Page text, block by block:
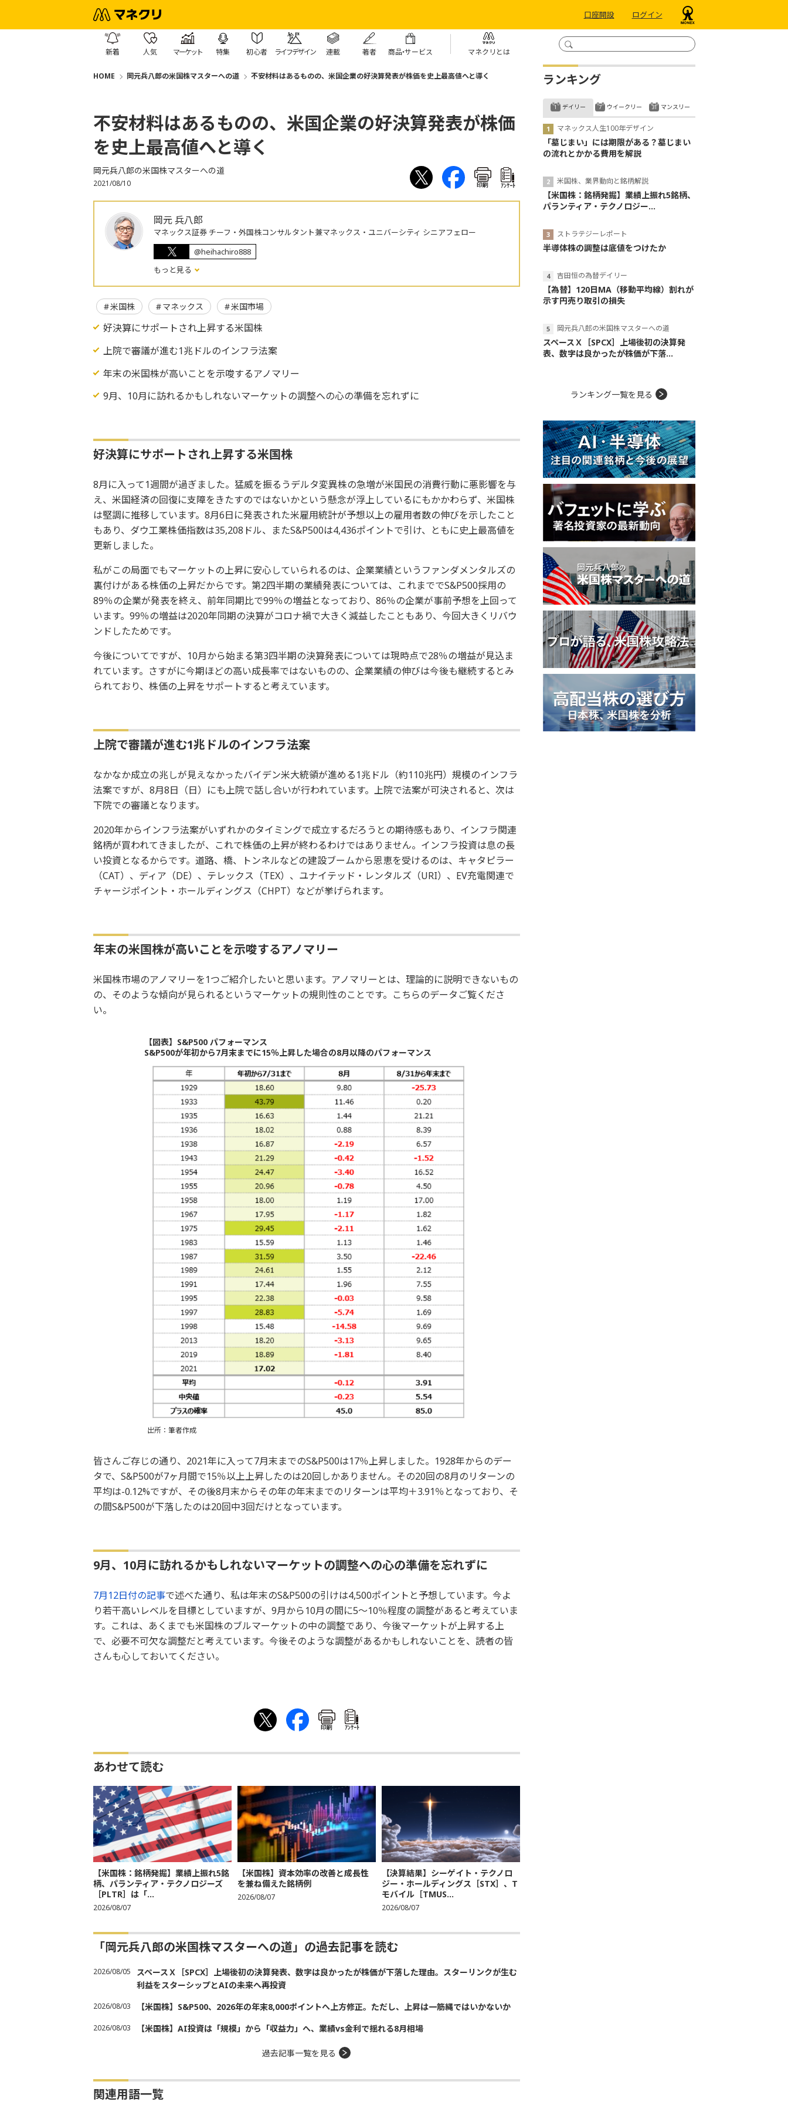
口座開設 ログイン
新着 人気 マーケット 特集 初心者 ライフデザイン 連載 著者 商品・サービス マネクリとは
HOME 岡元兵八郎の米国株マスターへの道 不安材料はあるものの、米国企業の好決算発表が株価を史上最高値へと導く
不安材料はあるものの、米国企業の好決算発表が株価
を史上最高値へと導く
岡元兵八郎の米国株マスターへの道
2021/08/10 印刷 ｱﾝｹｰﾄ
岡元 兵八郎
マネックス証券 チーフ・外国株コンサルタント兼マネックス・ユニバーシティ シニアフェロー
@heihachiro888
もっと見る
米国株 マネックス 米国市場
好決算にサポートされ上昇する米国株
上院で審議が進む1兆ドルのインフラ法案
年末の米国株が高いことを示唆するアノマリー
9月、10月に訪れるかもしれないマーケットの調整への心の準備を忘れずに
好決算にサポートされ上昇する米国株
8月に入って1週間が過ぎました。猛威を振るうデルタ変異株の急増が米国民の消費行動に悪影響を与
え、米国経済の回復に支障をきたすのではないかという懸念が浮上しているにもかかわらず、米国株
は堅調に推移しています。8月6日に発表された米雇用統計が予想以上の雇用者数の伸びを示したこと
もあり、ダウ工業株価指数は35,208ドル、またS&P500は4,436ポイントで引け、ともに史上最高値を
更新しました。
私がこの局面でもマーケットの上昇に安心していられるのは、企業業績というファンダメンタルズの
裏付けがある株価の上昇だからです。第2四半期の業績発表については、これまででS&P500採用の
89％の企業が発表を終え、前年同期比で99％の増益となっており、86％の企業が事前予想を上回って
います。99％の増益は2020年同期の決算がコロナ禍で大きく減益したこともあり、今回大きくリバウ
ンドしたためです。
今後についてですが、10月から始まる第3四半期の決算発表については現時点で28％の増益が見込ま
れています。さすがに今期ほどの高い成長率ではないものの、企業業績の伸びは今後も継続するとみ
られており、株価の上昇をサポートすると考えています。
上院で審議が進む1兆ドルのインフラ法案
なかなか成立の兆しが見えなかったバイデン米大統領が進める1兆ドル（約110兆円）規模のインフラ
法案ですが、8月8日（日）にも上院で話し合いが行われています。上院で法案が可決されると、次は
下院での審議となります。
2020年からインフラ法案がいずれかのタイミングで成立するだろうとの期待感もあり、インフラ関連
銘柄が買われてきましたが、これで株価の上昇が終わるわけではありません。インフラ投資は息の長
い投資となるからです。道路、橋、トンネルなどの建設ブームから恩恵を受けるのは、キャタピラー
（CAT）、ディア（DE）、テレックス（TEX）、ユナイテッド・レンタルズ（URI）、EV充電関連で
チャージポイント・ホールディングス（CHPT）などが挙げられます。
年末の米国株が高いことを示唆するアノマリー
米国株市場のアノマリーを1つご紹介したいと思います。アノマリーとは、理論的に説明できないもの
の、そのような傾向が見られるというマーケットの規則性のことです。こちらのデータご覧くださ
い。
【図表】S&P500 パフォーマンス
S&P500が年初から7月末までに15％上昇した場合の8月以降のパフォーマンス
出所：筆者作成
皆さんご存じの通り、2021年に入って7月末までのS&P500は17％上昇しました。1928年からのデー
タで、S&P500が7ヶ月間で15％以上上昇したのは20回しかありません。その20回の8月のリターンの
平均は-0.12%ですが、その後8月末からその年の年末までのリターンは平均＋3.91％となっており、そ
の間S&P500が下落したのは20回中3回だけとなっています。
9月、10月に訪れるかもしれないマーケットの調整への心の準備を忘れずに
7月12日付の記事で述べた通り、私は年末のS&P500の引けは4,500ポイントと予想しています。今よ
り若干高いレベルを目標としていますが、9月から10月の間に5〜10％程度の調整があると考えていま
す。これは、あくまでも米国株のブルマーケットの中の調整であり、今後マーケットが上昇する上
で、必要不可欠な調整だと考えています。今後そのような調整があるかもしれないことを、読者の皆
さんも心しておいてください。
印刷 ｱﾝｹｰﾄ
あわせて読む
【米国株：銘柄発掘】業績上振れ5銘
柄、パランティア・テクノロジーズ
［PLTR］は「...
2026/08/07
【米国株】資本効率の改善と成長性
を兼ね備えた銘柄例
2026/08/07
【決算結果】シーゲイト・テクノロ
ジー・ホールディングス［STX］、T
モバイル［TMUS...
2026/08/07
「岡元兵八郎の米国株マスターへの道」の過去記事を読む
2026/08/05
スペースＸ［SPCX］上場後初の決算発表、数字は良かったが株価が下落した理由。スターリンクが生む
利益をスターシップとAIの未来へ再投資
2026/08/03 【米国株】S&P500、2026年の年末8,000ポイントへ上方修正。ただし、上昇は一筋縄ではいかないか
2026/08/03 【米国株】AI投資は「規模」から「収益力」へ、業績vs金利で揺れる8月相場
過去記事一覧を見る
関連用語一覧
ランキング
デイリー
マネックス人生100年デザイン
「墓じまい」には期限がある？墓じまい
の流れとかかる費用を解説
米国株、業界動向と銘柄解説
【米国株：銘柄発掘】業績上振れ5銘柄、
パランティア・テクノロジー...
ストラテジーレポート
半導体株の調整は底値をつけたか
吉田恒の為替デイリー
【為替】120日MA（移動平均線）割れが
示す円売り取引の損失
岡元兵八郎の米国株マスターへの道
スペースＸ［SPCX］上場後初の決算発
表、数字は良かったが株価が下落...
ウイークリー マンスリー
ランキング一覧を見る